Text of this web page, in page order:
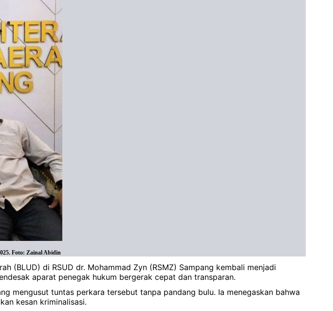
Foto: Zainal Abidin
(BLUD) di RSUD dr. Mohammad Zyn (RSMZ) Sampang kembali menjadi
aparat penegak hukum bergerak cepat dan transparan.
mengusut tuntas perkara tersebut tanpa pandang bulu. Ia menegaskan bahwa
kesan kriminalisasi.